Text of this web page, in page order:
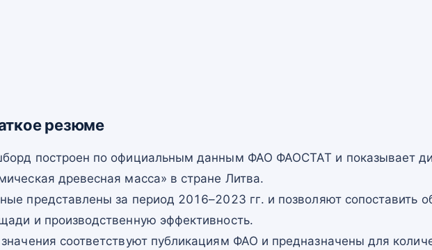
резюме
построен по официальным данным ФАО ФАОСТАТ и показывает
древесная масса» в стране Литва.
представлены за период 2016–2023 гг. и позволяют сопоставить
и производственную эффективность.
соответствуют публикациям ФАО и предназначены для